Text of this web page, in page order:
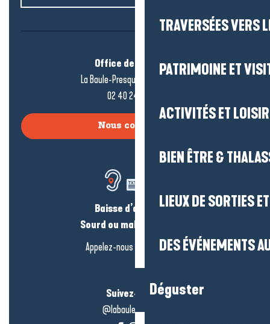
TRAVERSÉES VERS
PATRIMOINE ET
ACTIVITÉS ET
BIEN ÊTRE &
LIEUX DE SORTIES
DES ÉVÉNEMENTS
Déguster
Office de tourisme
La Baule-Presqu’île de Guérande
02 40 24 34 44
Nous contacter
Baisse d’audition ?
Sourd ou malentendant ?
Appelez-nous en
cliquant-ici
Suivez-nous !
@labauleguérande